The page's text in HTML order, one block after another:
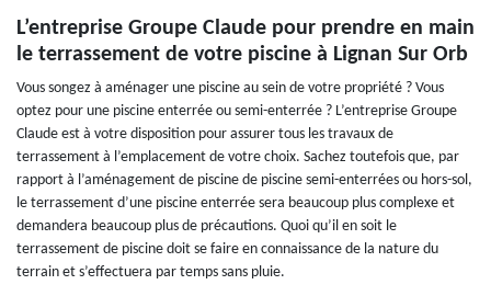
L’entreprise Groupe Claude pour prendre en main
le terrassement de votre piscine à Lignan Sur Orb
Vous songez à aménager une piscine au sein de votre propriété ? Vous
optez pour une piscine enterrée ou semi-enterrée ? L’entreprise Groupe
Claude est à votre disposition pour assurer tous les travaux de
terrassement à l’emplacement de votre choix. Sachez toutefois que, par
rapport à l’aménagement de piscine de piscine semi-enterrées ou hors-sol,
le terrassement d’une piscine enterrée sera beaucoup plus complexe et
demandera beaucoup plus de précautions. Quoi qu’il en soit le
terrassement de piscine doit se faire en connaissance de la nature du
terrain et s’effectuera par temps sans pluie.